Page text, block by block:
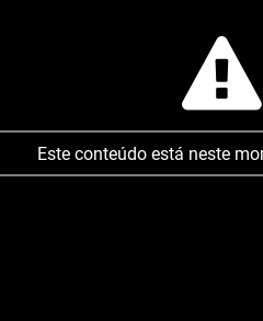
Este conteúdo está neste